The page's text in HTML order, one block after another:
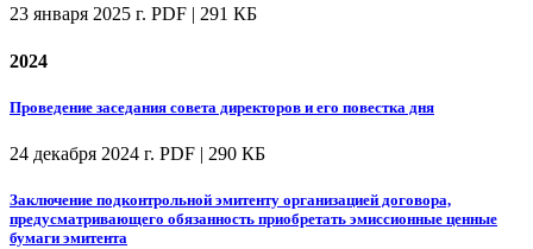
23 января 2025 г. PDF | 291 КБ
2024
Проведение заседания совета директоров и его повестка дня
24 декабря 2024 г. PDF | 290 КБ
Заключение подконтрольной эмитенту организацией договора,
предусматривающего обязанность приобретать эмиссионные ценные
бумаги эмитента